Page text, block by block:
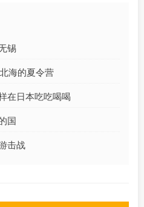
锡
海的夏令营
在日本吃吃喝喝
国
击战